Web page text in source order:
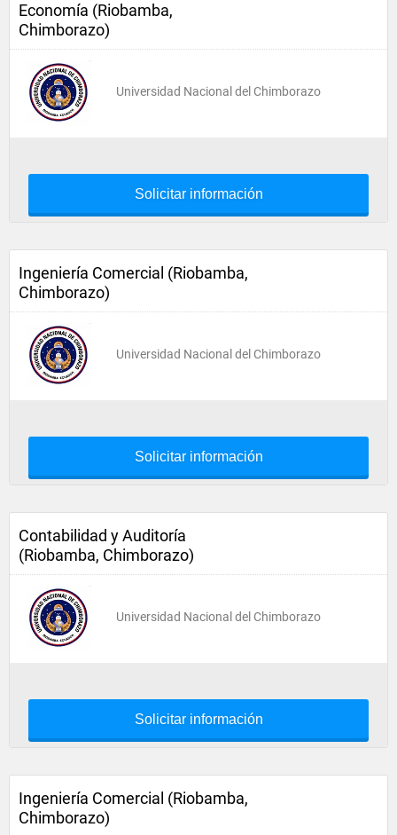
Economía (Riobamba,
Chimborazo)
Universidad Nacional del Chimborazo
Solicitar información
Ingeniería Comercial (Riobamba,
Chimborazo)
Universidad Nacional del Chimborazo
Solicitar información
Contabilidad y Auditoría
(Riobamba, Chimborazo)
Universidad Nacional del Chimborazo
Solicitar información
Ingeniería Comercial (Riobamba,
Chimborazo)